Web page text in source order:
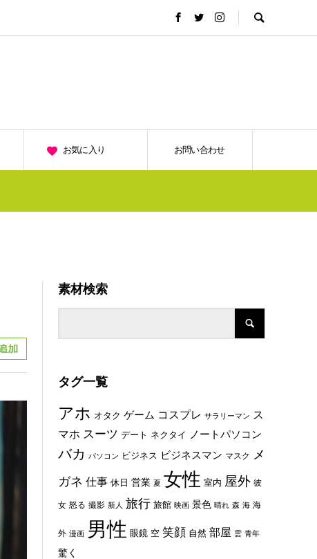
お気に入り お問い合わせ
素材検索
タグ一覧
アホ オタク ゲーム コスプレ サラリーマン ス
マホ スーツ デート ネクタイ ノートパソコン
バカ パソコン ビジネス ビジネスマン マスク メ
ガネ 仕事 休日 営業 夏 女性 室内 屋外 彼
女 怒る 撮影 新人 旅行 旅館 映画 景色 晴れ 森 海 海
外 漫画 男性 眼鏡 空 笑顔 自然 部屋 雲 青年
驚く